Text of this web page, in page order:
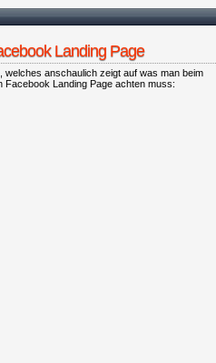
Landing Page
, welches anschaulich zeigt auf was man beim
Facebook Landing Page achten muss: